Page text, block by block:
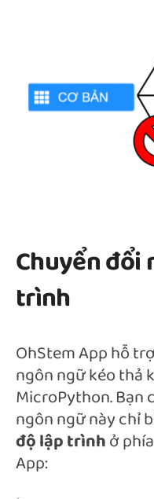
Chuyển đổi
trình
OhStem App hỗ
ngôn ngữ kéo thả
MicroPython. Bạn
ngôn ngữ này chỉ
độ lập trìnhở
App: